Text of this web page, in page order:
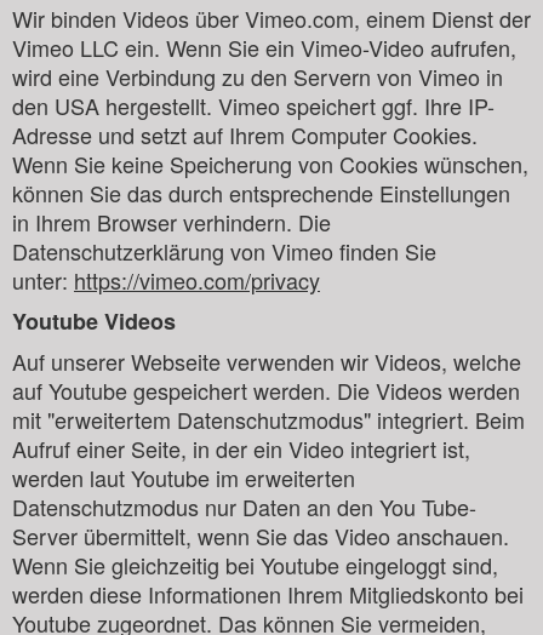
Wir binden Videos über Vimeo.com, einem Dienst der
Vimeo LLC ein. Wenn Sie ein Vimeo-Video aufrufen,
wird eine Verbindung zu den Servern von Vimeo in
den USA hergestellt. Vimeo speichert ggf. Ihre IP-
Adresse und setzt auf Ihrem Computer Cookies.
Wenn Sie keine Speicherung von Cookies wünschen,
können Sie das durch entsprechende Einstellungen
in Ihrem Browser verhindern. Die
Datenschutzerklärung von Vimeo finden Sie
unter: https://vimeo.com/privacy
Youtube Videos
Auf unserer Webseite verwenden wir Videos, welche
auf Youtube gespeichert werden. Die Videos werden
mit "erweitertem Datenschutzmodus" integriert. Beim
Aufruf einer Seite, in der ein Video integriert ist,
werden laut Youtube im erweiterten
Datenschutzmodus nur Daten an den You Tube-
Server übermittelt, wenn Sie das Video anschauen.
Wenn Sie gleichzeitig bei Youtube eingeloggt sind,
werden diese Informationen Ihrem Mitgliedskonto bei
Youtube zugeordnet. Das können Sie vermeiden,